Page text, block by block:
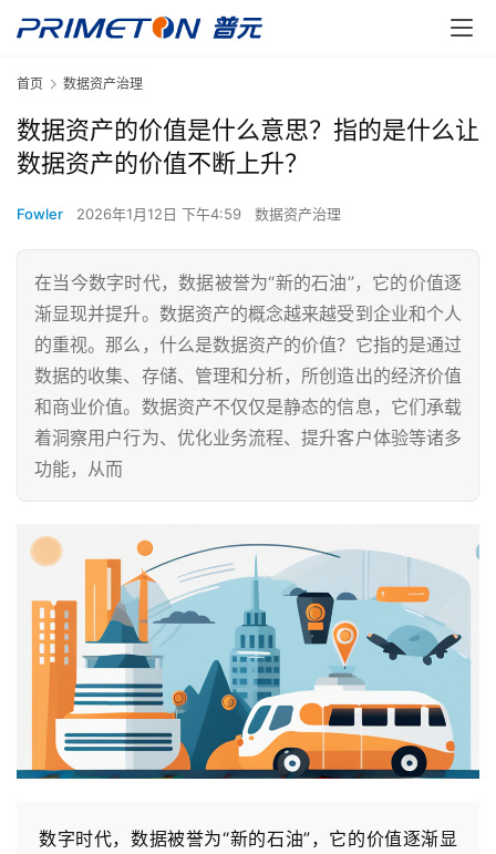
首页 数据资产治理
数据资产的价值是什么意思？指的是什么让
数据资产的价值不断上升？
Fowler 2026年1月12日 下午4:59 数据资产治理
在当今数字时代，数据被誉为“新的石油”，它的价值逐
渐显现并提升。数据资产的概念越来越受到企业和个人
的重视。那么，什么是数据资产的价值？它指的是通过
数据的收集、存储、管理和分析，所创造出的经济价值
和商业价值。数据资产不仅仅是静态的信息，它们承载
着洞察用户行为、优化业务流程、提升客户体验等诸多
功能，从而
数字时代，数据被誉为“新的石油”，它的价值逐渐显